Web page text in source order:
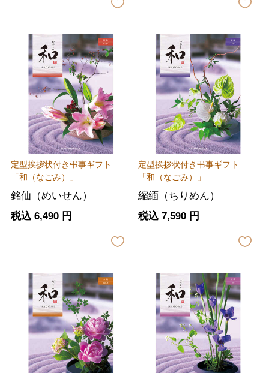
定型挨拶状付き弔事ギフト
「和（なごみ）」
銘仙（めいせん）
税込 6,490円
定型挨拶状付き弔事ギフト
「和（なごみ）」
縮緬（ちりめん）
税込 7,590円